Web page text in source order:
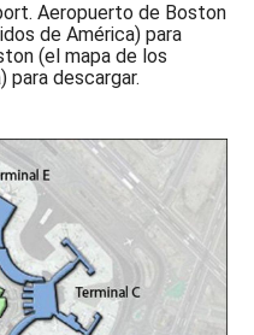
Aeropuerto de Boston
de América) para
(el mapa de los
para descargar.